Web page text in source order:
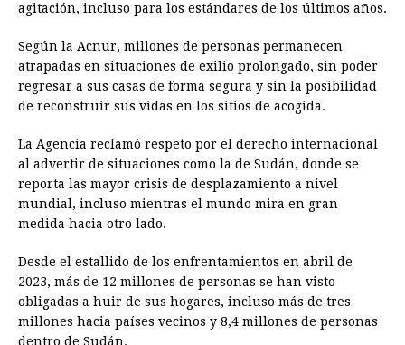
agitación, incluso para los estándares de los últimos años.
Según la Acnur, millones de personas permanecen
atrapadas en situaciones de exilio prolongado, sin poder
regresar a sus casas de forma segura y sin la posibilidad
de reconstruir sus vidas en los sitios de acogida.
La Agencia reclamó respeto por el derecho internacional
al advertir de situaciones como la de Sudán, donde se
reporta las mayor crisis de desplazamiento a nivel
mundial, incluso mientras el mundo mira en gran
medida hacia otro lado.
Desde el estallido de los enfrentamientos en abril de
2023, más de 12 millones de personas se han visto
obligadas a huir de sus hogares, incluso más de tres
millones hacia países vecinos y 8,4 millones de personas
dentro de Sudán.